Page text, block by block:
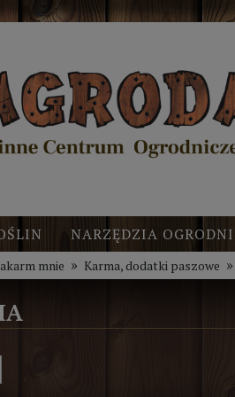
NARZĘDZIA
mnie » Karma, dodatki paszowe »